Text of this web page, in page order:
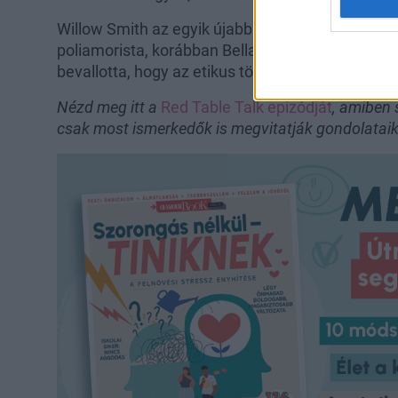
Willow Smith az egyik újabb híresség, aki
poliamorista, korábban Bella Thorne és a
bevallotta, hogy az etikus többszerelműségben
Nézd meg itt a Red Table Talk epizódját, amiben
csak most ismerkedők is megvitatják